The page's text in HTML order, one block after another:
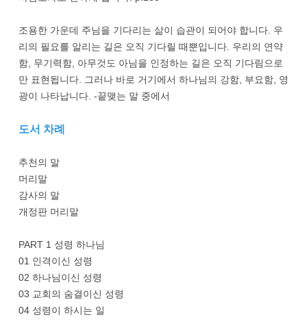
조용한 가운데 주님을 기다리는 삶이 습관이 되어야 합니다. 우
리의 필요를 알리는 길은 오직 기다릴 때뿐입니다. 우리의 연약
함, 무기력함, 아무것도 아님을 인정하는 길은 오직 기다림으로
만 표현됩니다. 그러나 바로 거기에서 하나님의 강함, 부요함, 영
광이 나타납니다. -끝맺는 말 중에서
도서 차례
추천의 말
머리말
감사의 말
개정판 머리말
PART 1 성령 하나님
01 인격이신 성령
02 하나님이신 성령
03 교회의 숨결이신 성령
04 성령이 하시는 일